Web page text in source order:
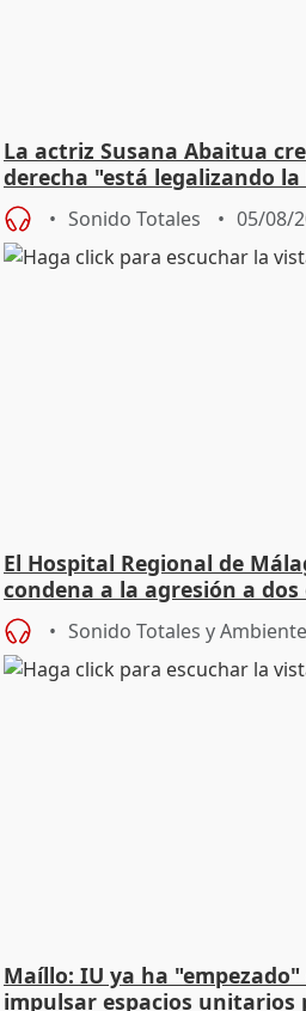
La actriz Susana Abaitua
derecha "está legalizando
Sonido Totales 05/08/
El Hospital Regional de
condena a la agresión a
Urgencias
Sonido Totales y Ambiente
Maíllo: IU ya ha
impulsar espacios unitarios